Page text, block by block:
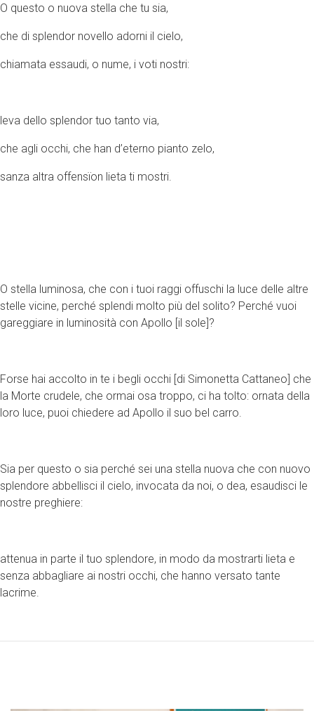
O questo o nuova stella che tu sia,
che di splendor novello adorni il cielo,
chiamata essaudi, o nume, i voti nostri:
leva dello splendor tuo tanto via,
che agli occhi, che han d’eterno pianto zelo,
sanza altra offensïon lieta ti mostri.
O stella luminosa, che con i tuoi raggi offuschi la luce delle altre
stelle vicine, perché splendi molto più del solito? Perché vuoi
gareggiare in luminosità con Apollo [il sole]?
Forse hai accolto in te i begli occhi [di Simonetta Cattaneo] che
la Morte crudele, che ormai osa troppo, ci ha tolto: ornata della
loro luce, puoi chiedere ad Apollo il suo bel carro.
Sia per questo o sia perché sei una stella nuova che con nuovo
splendore abbellisci il cielo, invocata da noi, o dea, esaudisci le
nostre preghiere:
attenua in parte il tuo splendore, in modo da mostrarti lieta e
senza abbagliare ai nostri occhi, che hanno versato tante
lacrime.